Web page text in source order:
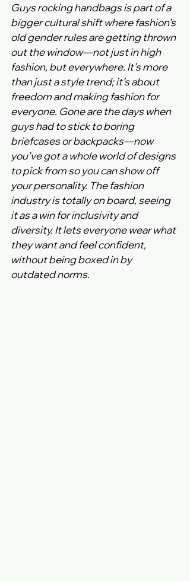
Guys rocking handbags is part of a
bigger cultural shift where fashion’s
old gender rules are getting thrown
out the window—not just in high
fashion, but everywhere. It’s more
than just a style trend; it’s about
freedom and making fashion for
everyone. Gone are the days when
guys had to stick to boring
briefcases or backpacks—now
you’ve got a whole world of designs
to pick from so you can show off
your personality. The fashion
industry is totally on board, seeing
it as a win for inclusivity and
diversity. It lets everyone wear what
they want and feel confident,
without being boxed in by
outdated norms.